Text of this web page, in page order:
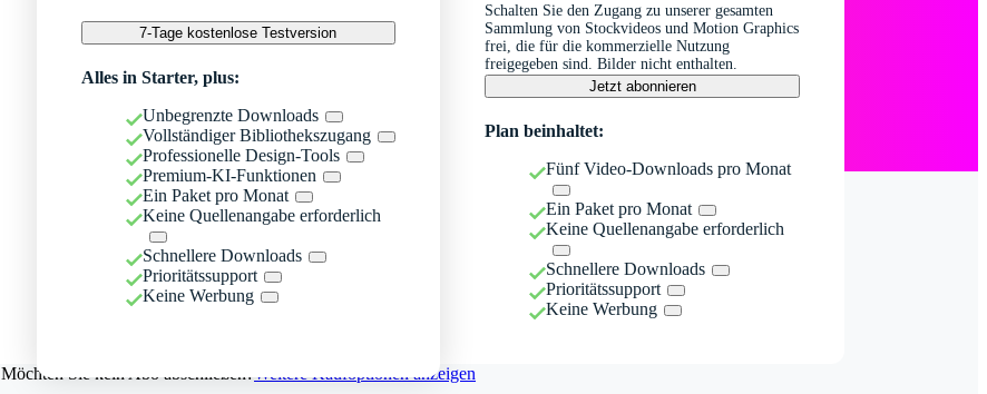
7-Tage kostenlose Testversion
Alles in Starter, plus:
Unbegrenzte Downloads
Vollständiger Bibliothekszugang
Professionelle Design-Tools
Premium-KI-Funktionen
Ein Paket pro Monat
Keine Quellenangabe erforderlich
Schnellere Downloads
Prioritätssupport
Keine Werbung
Schalten Sie den Zugang zu unserer gesamten
Sammlung von Stockvideos und Motion Graphics
frei, die für die kommerzielle Nutzung
freigegeben sind. Bilder nicht enthalten.
Jetzt abonnieren
Plan beinhaltet:
Fünf Video-Downloads pro Monat
Ein Paket pro Monat
Keine Quellenangabe erforderlich
Schnellere Downloads
Prioritätssupport
Keine Werbung
Möchten Sie kein Abo abschließen?Weitere Kaufoptionen anzeigen